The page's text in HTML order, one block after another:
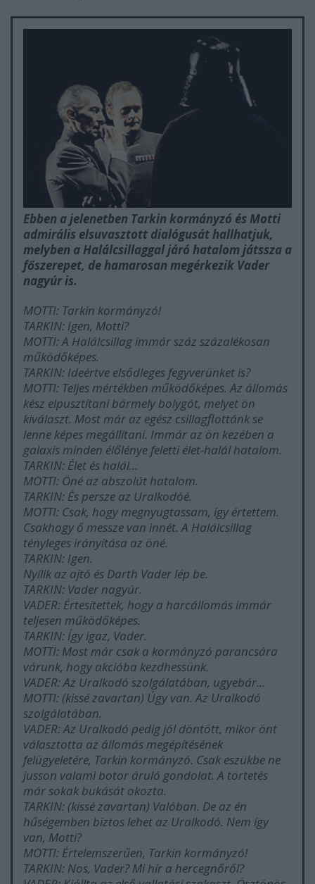
Ebben a jelenetben Tarkin kormányzó és Motti
admirális elsuvasztott dialógusát hallhatjuk,
melyben a Halálcsillaggal járó hatalom játssza a
főszerepet, de hamarosan megérkezik Vader
nagyúr is.
MOTTI: Tarkin kormányzó!
TARKIN: Igen, Motti?
MOTTI: A Halálcsillag immár száz százalékosan
működőképes.
TARKIN: Ideértve elsődleges fegyverünket is?
MOTTI: Teljes mértékben működőképes. Az állomás
kész elpusztítani bármely bolygót, melyet ön
kiválaszt. Most már az egész csillagflottánk se
lenne képes megállítani. Immár az ön kezében a
galaxis minden élőlénye feletti élet-halál hatalom.
TARKIN: Élet és halál...
MOTTI: Öné az abszolút hatalom.
TARKIN: És persze az Uralkodóé.
MOTTI: Csak, hogy megnyugtassam, így értettem.
Csakhogy ő messze van innét. A Halálcsillag
tényleges irányítása az öné.
TARKIN: Igen.
Nyílik az ajtó és Darth Vader lép be.
TARKIN: Vader nagyúr.
VADER: Értesítettek, hogy a harcállomás immár
teljesen működőképes.
TARKIN: Így igaz, Vader.
MOTTI: Most már csak a kormányzó parancsára
várunk, hogy akcióba kezdhessünk.
VADER: Az Uralkodó szolgálatában, ugyebár...
MOTTI: (kissé zavartan) Úgy van. Az Uralkodó
szolgálatában.
VADER: Az Uralkodó pedig jól döntött, mikor önt
választotta az állomás megépítésének
felügyeletére, Tarkin kormányzó. Csak eszükbe ne
jusson valami botor áruló gondolat. A törtetés
már sokak bukását okozta.
TARKIN: (kissé zavartan) Valóban. De az én
hűségemben biztos lehet az Uralkodó. Nem így
van, Motti?
MOTTI: Értelemszerűen, Tarkin kormányzó!
TARKIN: Nos, Vader? Mi hír a hercegnőről?